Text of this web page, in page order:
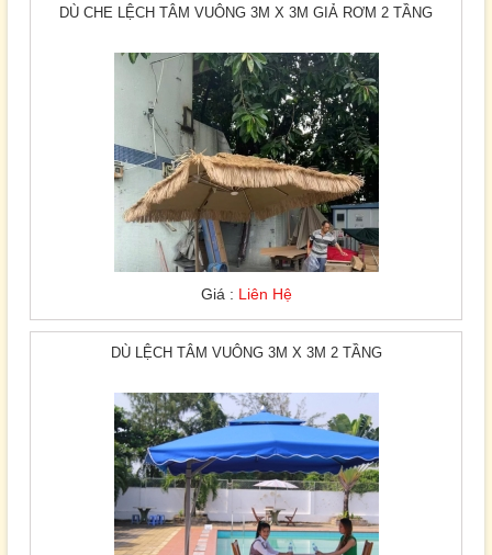
DÙ CHE LỆCH TÂM VUÔNG 3M X 3M GIẢ RƠM 2 TẦNG
Giá : Liên Hệ
DÙ LỆCH TÂM VUÔNG 3M X 3M 2 TẦNG